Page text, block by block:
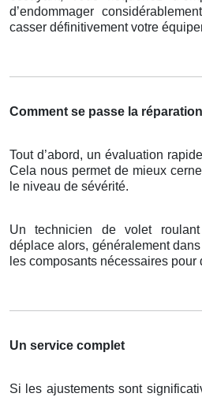
d’endommager
casser définitivement votre
Comment se passe la
Tout d’abord, un évaluation
Cela nous permet de mieux
le niveau de sévérité.
Un technicien de volet roulant
déplace alors, généralement dans
les composants nécessaires pour
Un service complet
Si les ajustements sont